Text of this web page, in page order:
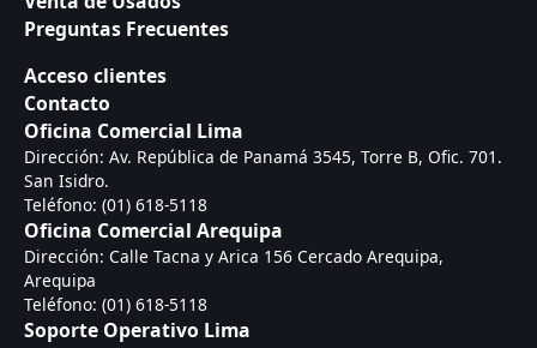
Preguntas Frecuentes
Acceso clientes
Contacto
Oficina Comercial Lima
Dirección: Av. República de Panamá 3545, Torre B, Ofic. 701.
San Isidro.
Teléfono: (01) 618-5118
Oficina Comercial Arequipa
Dirección: Calle Tacna y Arica 156 Cercado Arequipa,
Arequipa
Teléfono: (01) 618-5118
Soporte Operativo Lima